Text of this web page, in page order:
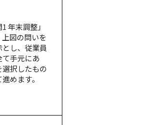
1 年末調整」
上図の問いを
とし、従業員
て手元にあ
選択したもの
めます。